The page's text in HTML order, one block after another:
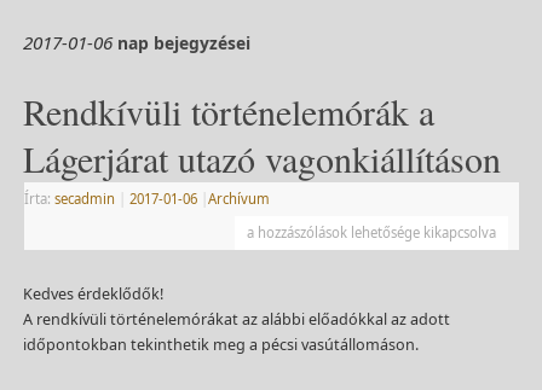
2017-01-06nap bejegyzései
Rendkívüli történelemórák a
Lágerjárat utazó vagonkiállításon
Írta: secadmin 2017-01-06
Archívum
a hozzászólások lehetősége kikapcsolva
Kedves érdeklődők!
A rendkívüli történelemórákat az alábbi előadókkal az adott
időpontokban tekinthetik meg a pécsi vasútállomáson.